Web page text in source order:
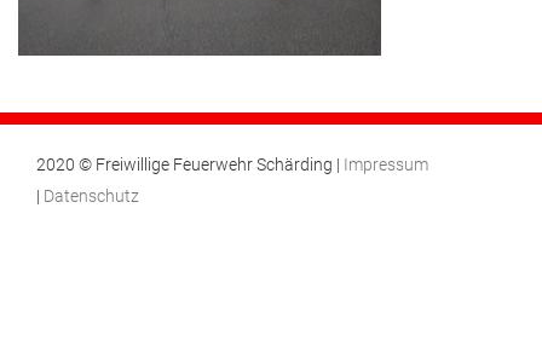
2020 © Freiwillige Feuerwehr Schärding | Impressum
| Datenschutz